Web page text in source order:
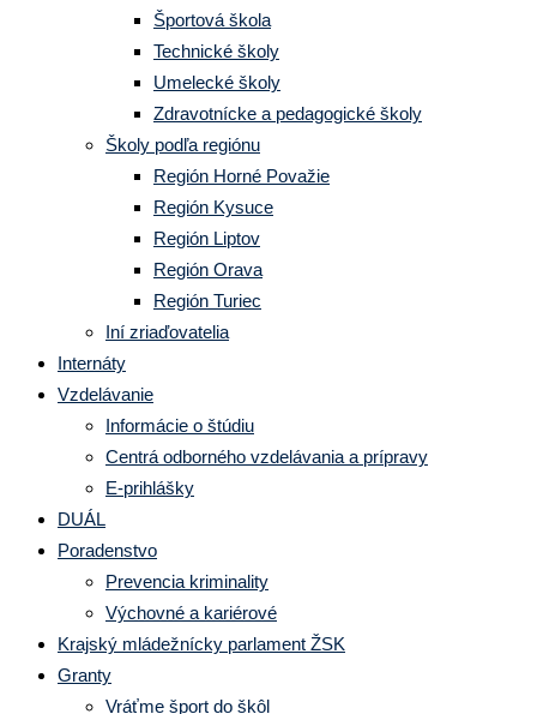
Športová škola
Technické školy
Umelecké školy
Zdravotnícke a pedagogické školy
Školy podľa regiónu
Región Horné Považie
Región Kysuce
Región Liptov
Región Orava
Región Turiec
Iní zriaďovatelia
Internáty
Vzdelávanie
Informácie o štúdiu
Centrá odborného vzdelávania a prípravy
E-prihlášky
DUÁL
Poradenstvo
Prevencia kriminality
Výchovné a kariérové
Krajský mládežnícky parlament ŽSK
Granty
Vráťme šport do škôl